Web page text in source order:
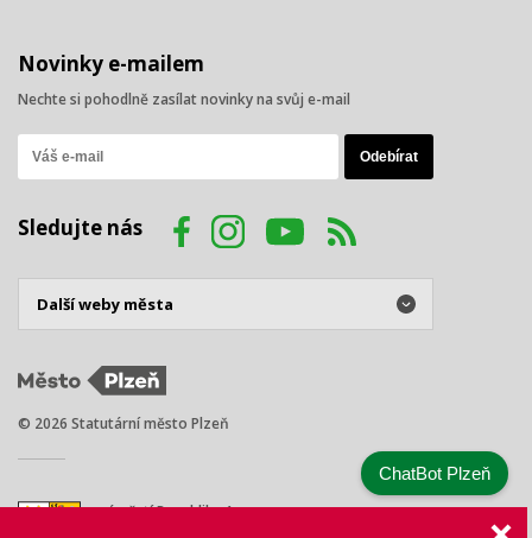
Novinky e-mailem
Nechte si pohodlně zasílat novinky na svůj e-mail
Sledujte nás
© 2026 Statutární město Plzeň
náměstí Republiky 1
ChatBot Plzeň